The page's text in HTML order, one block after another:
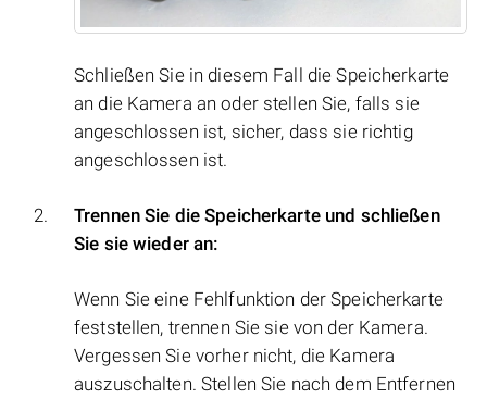
Schließen Sie in diesem Fall die Speicherkarte
an die Kamera an oder stellen Sie, falls sie
angeschlossen ist, sicher, dass sie richtig
angeschlossen ist.
Trennen Sie die Speicherkarte und schließen
Sie sie wieder an:
Wenn Sie eine Fehlfunktion der Speicherkarte
feststellen, trennen Sie sie von der Kamera.
Vergessen Sie vorher nicht, die Kamera
auszuschalten. Stellen Sie nach dem Entfernen